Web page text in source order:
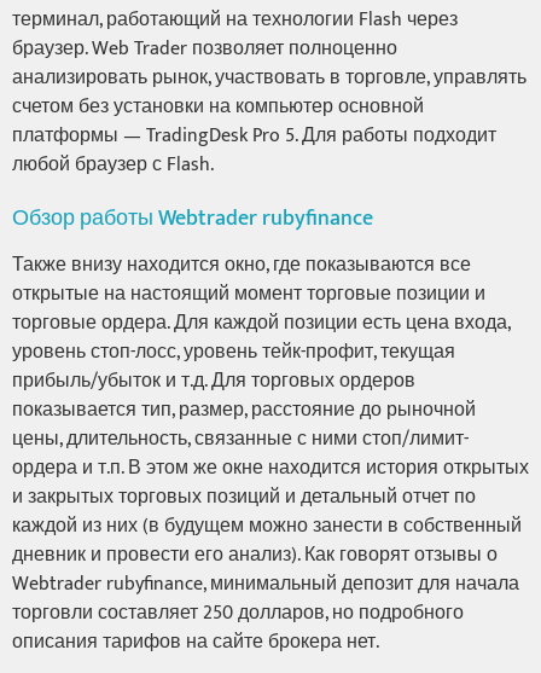
терминал, работающий на технологии Flash через
браузер. Web Trader позволяет полноценно
анализировать рынок, участвовать в торговле, управлять
счетом без установки на компьютер основной
платформы — TradingDesk Pro 5. Для работы подходит
любой браузер с Flash.
Обзор работы Webtrader rubyfinance
Также внизу находится окно, где показываются все
открытые на настоящий момент торговые позиции и
торговые ордера. Для каждой позиции есть цена входа,
уровень стоп-лосс, уровень тейк-профит, текущая
прибыль/убыток и т.д. Для торговых ордеров
показывается тип, размер, расстояние до рыночной
цены, длительность, связанные с ними стоп/лимит-
ордера и т.п. В этом же окне находится история открытых
и закрытых торговых позиций и детальный отчет по
каждой из них (в будущем можно занести в собственный
дневник и провести его анализ). Как говорят отзывы о
Webtrader rubyfinance, минимальный депозит для начала
торговли составляет 250 долларов, но подробного
описания тарифов на сайте брокера нет.